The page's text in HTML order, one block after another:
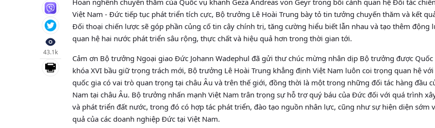
43.1k
Việt Nam - Đức tiếp tục phát triển tích cực, Bộ trưởng Lê Hoài Trung bày tỏ tin tưởng chuyến thăm và kết
Đối thoại chiến lược sẽ góp phần củng cố tin cậy chính trị, tăng cường hiểu biết lẫn nhau và tạo thêm động
quan hệ hai nước phát triển sâu rộng, thực chất và hiệu quả hơn trong thời gian tới.
Cảm ơn Bộ trưởng Ngoại giao Đức Johann Wadephul đã gửi thư chúc mừng nhân dịp Bộ trưởng được Quốc
khóa XVI bầu giữ trọng trách mới, Bộ trưởng Lê Hoài Trung khẳng định Việt Nam luôn coi trọng quan hệ
quốc gia có vai trò quan trọng tại châu Âu và trên thế giới, đồng thời là một trong những đối tác hàng đầu
Nam tại châu Âu. Bộ trưởng nhấn mạnh Việt Nam trân trọng sự hỗ trợ quý báu của Đức đối với quá trình
và phát triển đất nước, trong đó có hợp tác phát triển, đào tạo nguồn nhân lực, cũng như sự hiện diện sớm
quả của các doanh nghiệp Đức tại Việt Nam.